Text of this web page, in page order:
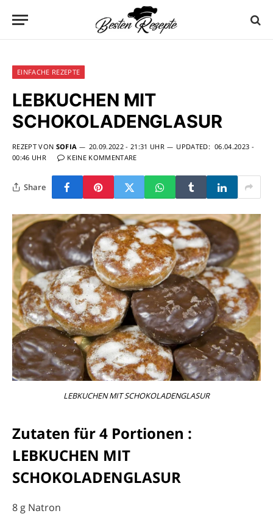
EINFACHE REZEPTE
LEBKUCHEN MIT
SCHOKOLADENGLASUR
REZEPT VON SOFIA 20.09.2022 - 21:31 UHR UPDATED: 06.04.2023 -
00:46 UHR
KEINE KOMMENTARE
Share
LEBKUCHEN MIT SCHOKOLADENGLASUR
Zutaten für 4 Portionen :
LEBKUCHEN MIT
SCHOKOLADENGLASUR
8 g Natron